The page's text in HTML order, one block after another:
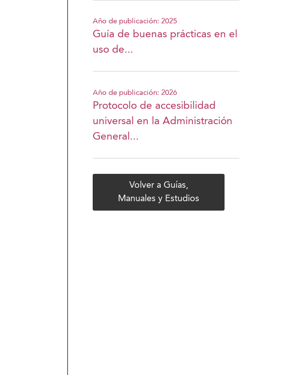
Año de publicación: 2025
Guía de buenas prácticas en el
uso de...
Año de publicación: 2026
Protocolo de accesibilidad
universal en la Administración
General...
Volver a Guías,
Manuales y Estudios